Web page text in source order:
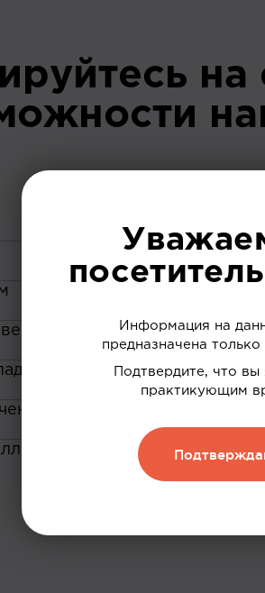
ваших интересов
и обменивать их на скидку
Информация на
предназначена только
Подтвердите, что вы
практикующим